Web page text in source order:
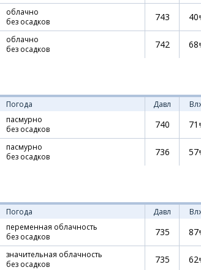
облачно
без осадков
743 40
облачно
без осадков
742 68
Погода Давл
пасмурно
без осадков
740 71
пасмурно
без осадков
736 57
Погода Давл
переменная облачность
без осадков
735 87
значительная облачность
без осадков
735 62